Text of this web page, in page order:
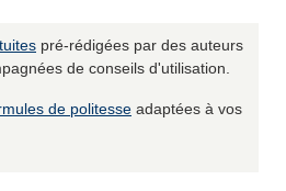
pré-rédigées par des auteurs
de conseils d'utilisation.
de politesse adaptées à vos